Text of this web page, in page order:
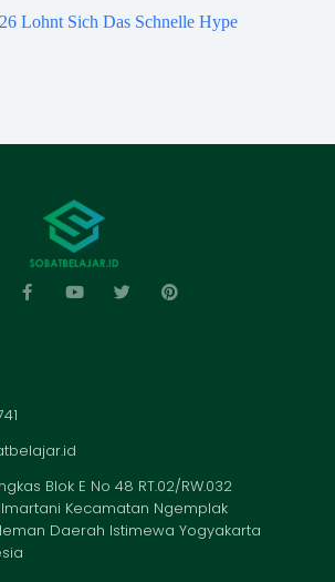
Lohnt Sich Das Schnelle Hype
Blok E No 48 RT.02/RW.032
Kecamatan Ngemplak
Daerah Istimewa Yogyakarta